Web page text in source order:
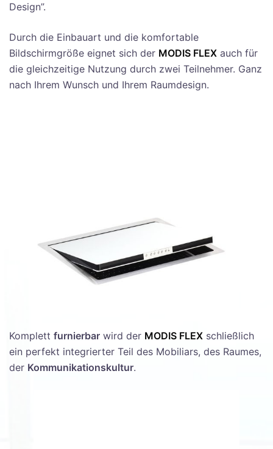
Design”.
Durch die Einbauart und die komfortable
Bildschirmgröße eignet sich der MODIS FLEX auch für
die gleichzeitige Nutzung durch zwei Teilnehmer. Ganz
nach Ihrem Wunsch und Ihrem Raumdesign.
Komplett furnierbar wird der MODIS FLEX schließlich
ein perfekt integrierter Teil des Mobiliars, des Raumes,
der Kommunikationskultur.